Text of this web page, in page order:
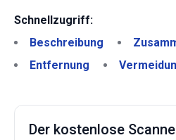
Schnellzugriff:
Beschreibung
Entfernung
Der kostenlose